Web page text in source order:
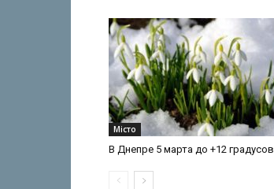
Місто
В Днепре 5 марта до +12 градусов